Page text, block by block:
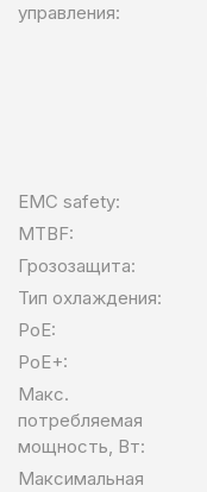
управления:
EMC safety:
MTBF:
Грозозащита:
Тип охлаждения:
PoE:
PoE+:
Макс.
потребляемая
мощность, Вт:
Максимальная